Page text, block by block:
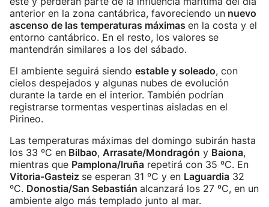
anterior en la zona cantábrica, favoreciendo un nuevo
ascenso de las temperaturas máximas en la costa y el
entorno cantábrico. En el resto, los valores se
mantendrán similares a los del sábado.
El ambiente seguirá siendo estable y soleado, con
cielos despejados y algunas nubes de evolución
durante la tarde en el interior. También podrían
registrarse tormentas vespertinas aisladas en el
Pirineo.
Las temperaturas máximas del domingo subirán hasta
los 33 ºC en Bilbao, Arrasate/Mondragón y Baiona,
mientras que Pamplona/Iruña repetirá con 35 ºC. En
Vitoria-Gasteiz se esperan 31 ºC y en Laguardia 32
ºC. Donostia/San Sebastián alcanzará los 27 ºC, en un
ambiente algo más templado junto al mar.